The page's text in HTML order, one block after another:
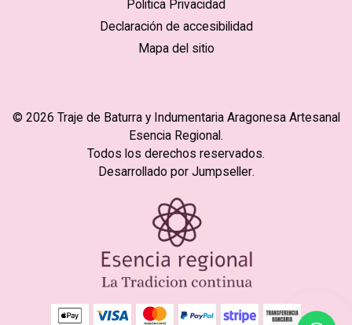
Politica Privacidad
Declaración de accesibilidad
Mapa del sitio
© 2026 Traje de Baturra y Indumentaria Aragonesa Artesanal
Esencia Regional.
Todos los derechos reservados.
Desarrollado por Jumpseller.